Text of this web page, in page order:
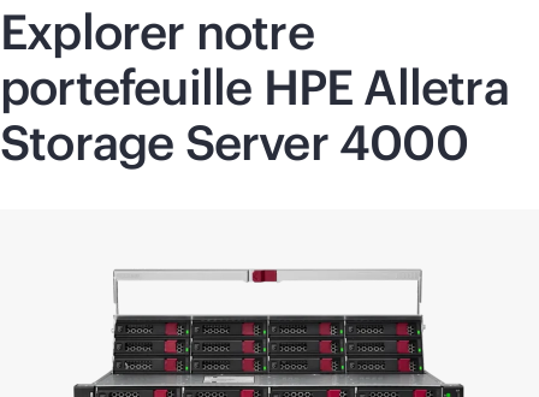
Explorer notre
portefeuille HPE Alletra
Storage Server 4000